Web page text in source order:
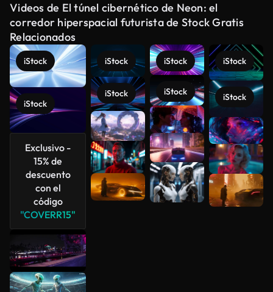
Videos de El túnel cibernético de Neon: el
corredor hiperspacial futurista de Stock Gratis
Relacionados
iStock
iStock
Exclusivo -
15% de
descuento
con el
código
"COVERR15"
iStock
iStock
iStock
iStock
iStock
iStock
Ver más